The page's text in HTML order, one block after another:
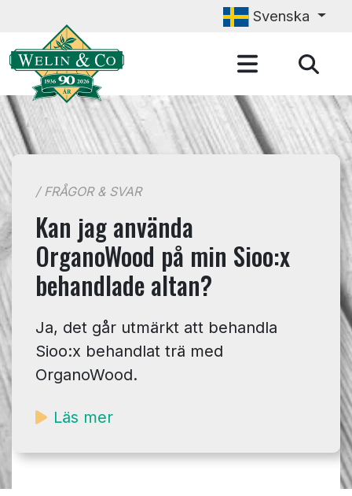
Svenska
/ FRÅGOR & SVAR
Kan jag använda
OrganoWood på min Sioo:x
behandlade altan?
Ja, det går utmärkt att behandla
Sioo:x behandlat trä med
OrganoWood.
Läs mer